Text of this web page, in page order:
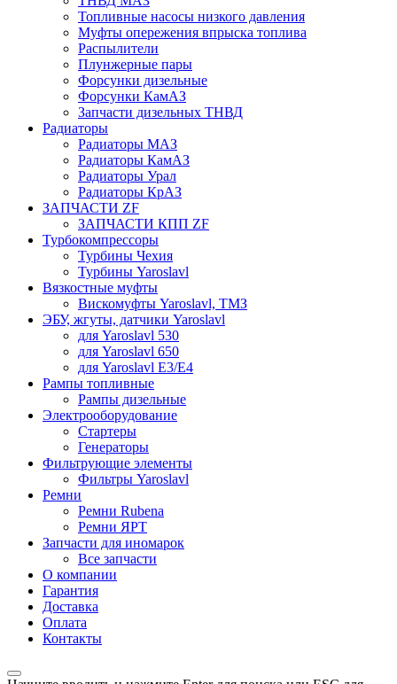
Топливные насосы низкого давления
Муфты опережения впрыска топлива
Распылители
Плунжерные пары
Форсунки дизельные
Форсунки КамАЗ
Запчасти дизельных ТНВД
Радиаторы
Радиаторы МАЗ
Радиаторы КамАЗ
Радиаторы Урал
Радиаторы КрАЗ
ЗАПЧАСТИ ZF
ЗАПЧАСТИ КПП ZF
Турбокомпрессоры
Турбины Чехия
Турбины Yaroslavl
Вязкостные муфты
Вискомуфты Yaroslavl, ТМЗ
ЭБУ, жгуты, датчики Yaroslavl
для Yaroslavl 530
для Yaroslavl 650
для Yaroslavl Е3/Е4
Рампы топливные
Рампы дизельные
Электрооборудование
Стартеры
Генераторы
Фильтрующие элементы
Фильтры Yaroslavl
Ремни
Ремни Rubena
Ремни ЯРТ
Запчасти для иномарок
Все запчасти
О компании
Гарантия
Доставка
Оплата
Контакты